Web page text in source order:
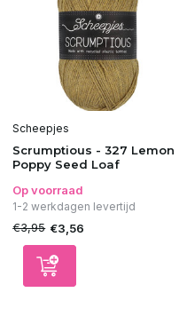
Scheepjes
Scrumptious - 327 Lemon
Poppy Seed Loaf
Op voorraad
1-2 werkdagen levertijd
€3,95 €3,56